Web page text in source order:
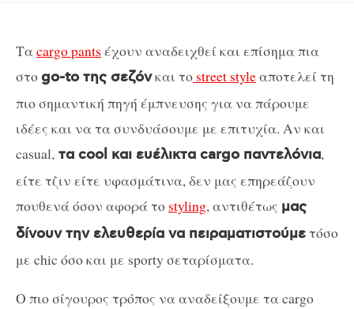
Ταcargo pants έχουν αναδειχθεί και επίσημα πια
στοgo-to της σεζόνκαι το street styleαποτελεί τη
πιο σημαντική πηγή έμπνευσης για να πάρουμε
ιδέες και να τα συνδυάσουμε με επιτυχία. Αν και
casual, τα cool και ευέλικτα cargo παντελόνια,
είτε τζιν είτε υφασμάτινα, δεν μας επηρεάζουν
πουθενά όσον αφορά το styling, αντιθέτως μας
δίνουν την ελευθερία να πειραματιστούμετόσο
με chic όσο και με sporty σεταρίσματα.
Ο πιο σίγουρος τρόπος να αναδείξουμε τα cargo